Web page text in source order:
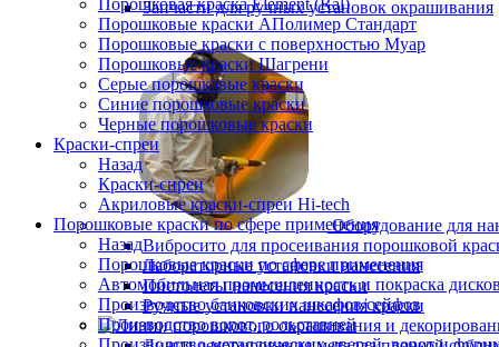
Запчасти для ручных установок окрашивания
Оборудование для
Вибросито для просеивания порошковой
Лабораторные установки нанесения
Пистолеты нанесения краски
Ручные установки нанесения краски
Порошковая краска Element (Ral)
Порошковые краски АПолимер Стандарт
Порошковые краски с поверхностью Муар
Порошковые краски Шагрени
Серые порошковые краски
Синие порошковые краски
Черные порошковые краски
Краски-спреи
Назад
Краски-спреи
Акриловые краски-спреи Hi-tech
Порошковые краски по сфере применения
Назад
Порошковые краски по сфере применения
Автомобильная промышленность и покраска дисков
Производство банковских шкафов/сейфов
Производство ворот, рольставней